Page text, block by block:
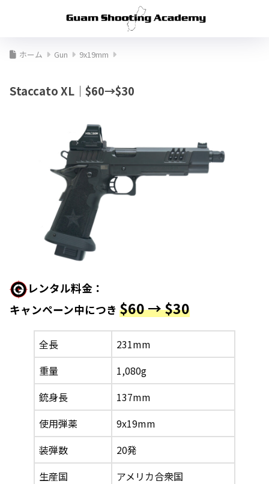
ホーム Gun 9x19mm
Staccato XL｜$60→$30
レンタル料金 ：
キャンペーン中につき $60 → $30
全長
231mm
重量
1,080g
銃身長
137mm
使用弾薬
9x19mm
装弾数
20発
生産国
アメリカ合衆国